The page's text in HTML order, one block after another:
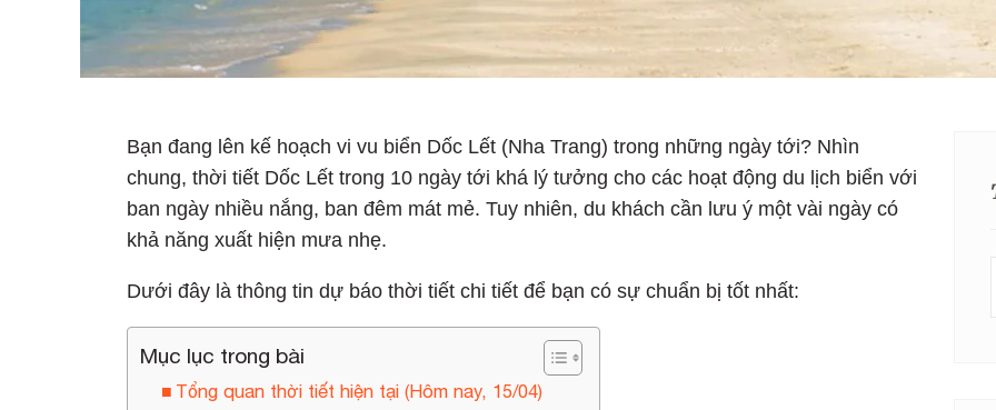
Bạn đang lên kế hoạch vi vu biển Dốc Lết (Nha Trang) trong những ngày tới? Nhìn
chung, thời tiết Dốc Lết trong 10 ngày tới khá lý tưởng cho các hoạt động du lịch biển với
ban ngày nhiều nắng, ban đêm mát mẻ. Tuy nhiên, du khách cần lưu ý một vài ngày có
khả năng xuất hiện mưa nhẹ.
Dưới đây là thông tin dự báo thời tiết chi tiết để bạn có sự chuẩn bị tốt nhất:
Mục lục trong bài
Tổng quan thời tiết hiện tại (Hôm nay, 15/04)